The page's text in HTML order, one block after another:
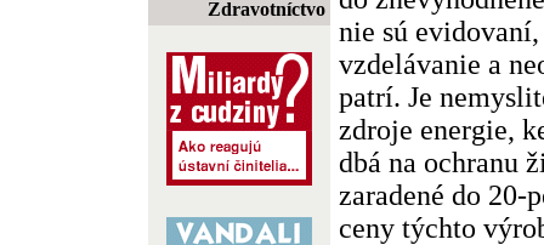
Zdravotníctvo
nie sú
vzdelávanie a
patrí. Je
zdroje energie,
dbá na ochranu
zaradené do 20-
ceny týchto